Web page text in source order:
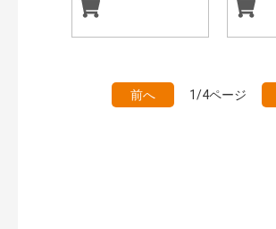
前へ 1/4ページ